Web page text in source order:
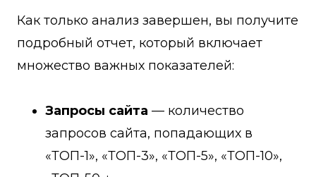
Как только анализ завершен, вы получите
подробный отчет, который включает
множество важных показателей:
Запросы сайта — количество
запросов сайта, попадающих в
«ТОП-1», «ТОП-3», «ТОП-5», «ТОП-10»,